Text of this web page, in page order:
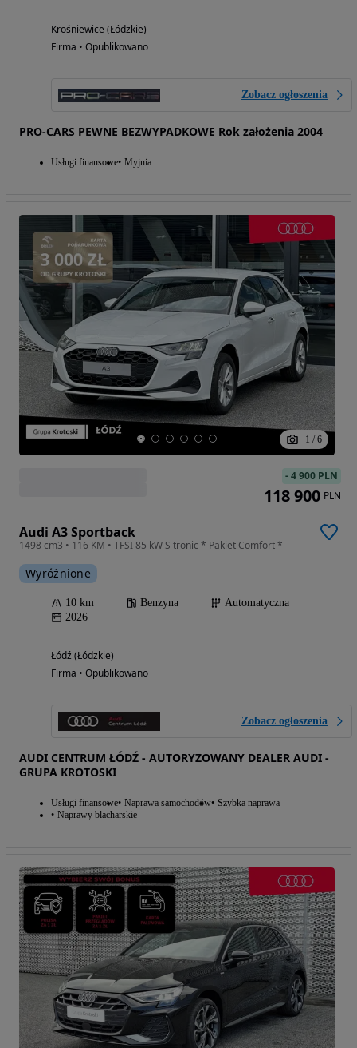
Krośniewice (Łódzkie)
Firma • Opublikowano
Zobacz ogłoszenia
PRO-CARS PEWNE BEZWYPADKOWE Rok założenia 2004
Usługi finansowe Myjnia
1 / 6
Audi A3 Sportback
1498 cm3 • 116 KM • TFSI 85 kW S tronic * Pakiet Comfort *
Wyróżnione
10 km Benzyna
Automatyczna
2026
Łódź (Łódzkie)
Firma • Opublikowano
Zobacz ogłoszenia
AUDI CENTRUM ŁÓDŹ - AUTORYZOWANY DEALER AUDI -
GRUPA KROTOSKI
Usługi finansowe Naprawa samochodów Szybka naprawa
Naprawy blacharskie
-4 900 PLN
118 900 PLN